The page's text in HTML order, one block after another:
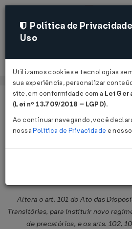
Página Inicial Legislações
Emenda
Altera o art. 101 do Ato das
Transitórias, para instituir novo
de precatórios, e os arts. 102,
Política de
Uso
Utilizamos cookies e tecnologias
sua experiência, personalizar
site, em conformidade com a Lei
(Lei nº 13.709/2018 – LGPD).
Ao continuar navegando, você
nossaPolítica de Privacidade e nosso